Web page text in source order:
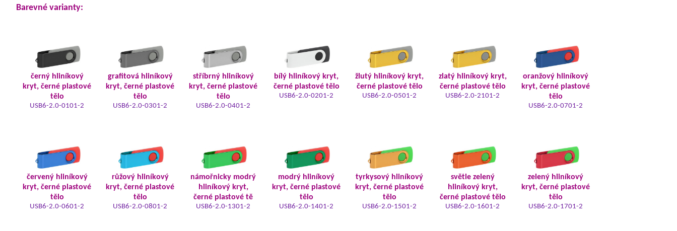
Barevné varianty:
černý hliníkový
kryt, černé plastové
tělo
USB6-2.0-0101-2
grafitová hliníkový
kryt, černé plastové
tělo
USB6-2.0-0301-2
stříbrný hliníkový
kryt, černé plastové
tělo
USB6-2.0-0401-2
bílý hliníkový kryt,
černé plastové tělo
USB6-2.0-0201-2
žlutý hliníkový kryt,
černé plastové tělo
USB6-2.0-0501-2
zlatý hliníkový kryt,
černé plastové tělo
USB6-2.0-2101-2
oranžový hliníkový
kryt, černé plastové
tělo
USB6-2.0-0701-2
červený hliníkový
kryt, černé plastové
tělo
USB6-2.0-0601-2
růžový hliníkový
kryt, černé plastové
tělo
USB6-2.0-0801-2
námořnicky modrý
hliníkový kryt,
černé plastové tě
USB6-2.0-1301-2
modrý hliníkový
kryt, černé plastové
tělo
USB6-2.0-1401-2
tyrkysový hliníkový
kryt, černé plastové
tělo
USB6-2.0-1501-2
světle zelený
hliníkový kryt,
černé plastové tělo
USB6-2.0-1601-2
zelený hliníkový
kryt, černé plastové
tělo
USB6-2.0-1701-2